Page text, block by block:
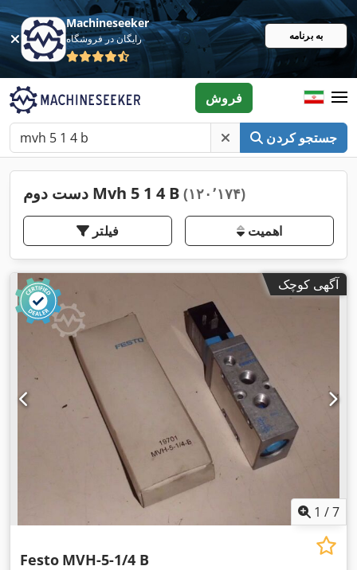
Machineseeker
رایگان در فروشگاه به برنامه
جستجو کردن
فروش
دست دوم Mvh 5 1 4 B (۱۲۰٬۱۷۴)
فیلتر اهمیت
آگهی کوچک
1 /7
Festo MVH-5-1/4 B